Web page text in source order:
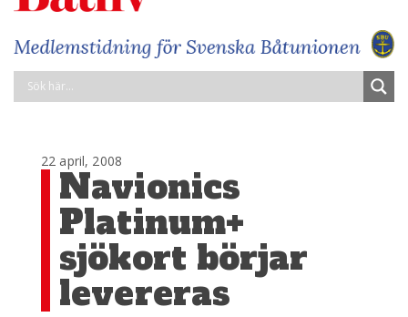
22 april, 2008
Navionics
Platinum+
sjökort börjar
levereras